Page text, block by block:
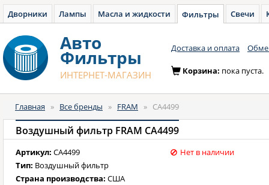
Дворники Лампы Масла и жидкости Фильтры Свечи
Авто
Фильтры
ИНТЕРНЕТ-МАГАЗИН
Доставка и оплата
Корзина: пока пуста.
Главная » Все бренды » FRAM » CA4499
Воздушный фильтр FRAM CA4499
Артикул: CA4499
Тип: Воздушный фильтр
Страна производства: США
Нет в наличии